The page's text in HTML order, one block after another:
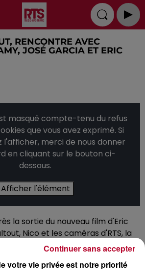
RENCONTRE AVEC
JOSÉ GARCIA ET ERIC
masqué compte-tenu du refus
que vous avez exprimé. Si
l'afficher, merci de nous donner
en cliquant sur le bouton ci-
dessous.
Afficher l'élément
la sortie du nouveau film d'Eric
Nico et les caméras d'RTS, la
sont partis à la rencontre du
des comédiens Alexandra Lamy
votre vie privée est notre priorité
Continuer sans accepter